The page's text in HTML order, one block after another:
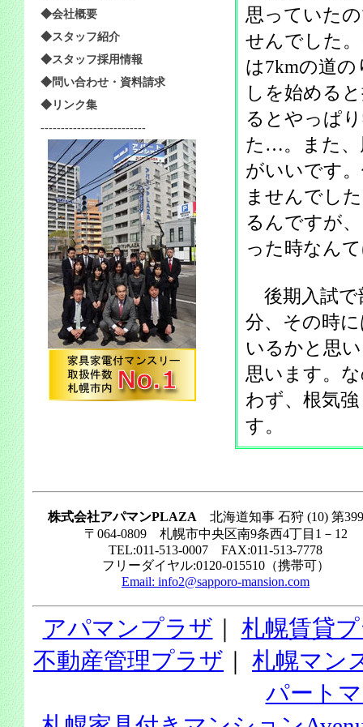
思っていた
せんでした
は7kmの道
しを始める
るとやっぱ
た…。また、
がいいです
ませんでし
るんですが
った時なん
後期入試で
分、その時
いるかと思
思います。
わず、根気
す。
◆会社概要
◆スタッフ紹介
◆スタッフ採用情報
◆問い合わせ・資料請求
◆リンク集
--------------------------
株式会社アパマンPLAZA 北海道知事 石狩 (10) 第
〒064-0809 札幌市中央区南9条西4丁目1－12
TEL:011-513-0007 FAX:011-513-7778
フリーダイヤル:0120-015510（携帯可）
Email: info2@sapporo-mansion.com
アパマンプラザ ｜ 札幌賃貸
不動産管理プラザ ｜ 札幌マン
パート